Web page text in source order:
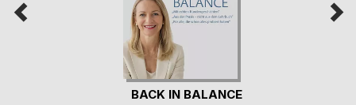
BACK IN BALANCE